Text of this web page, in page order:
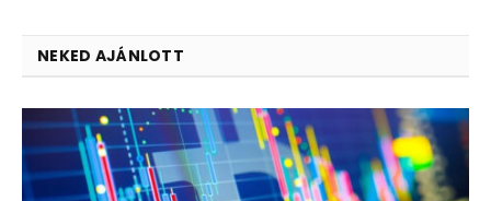
NEKED AJÁNLOTT